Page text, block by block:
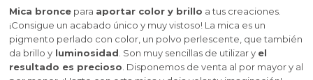
Mica broncepara aportar color y brillo a tus creaciones.
¡Consigue un acabado único y muy vistoso! La mica es un
pigmento perlado con color, un polvo perlescente, que también
da brillo yluminosidad . Son muy sencillas de utilizar y el
resultado es precioso . Disponemos de venta al por mayor y al